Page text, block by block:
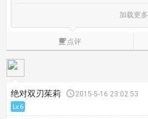
加载更多
点评
绝对双刃茱莉 2015-5-16 23:02:53
Lv.6